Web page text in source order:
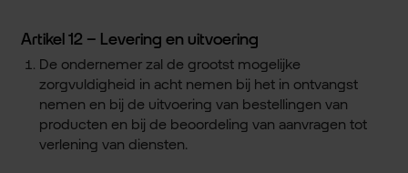
Artikel 12 – Levering en uitvoering
De ondernemer zal de grootst mogelijke
zorgvuldigheid in acht nemen bij het in ontvangst
nemen en bij de uitvoering van bestellingen van
producten en bij de beoordeling van aanvragen tot
verlening van diensten.